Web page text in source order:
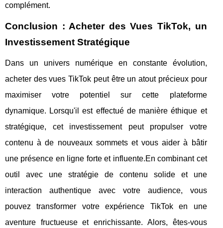
complément.
Conclusion : Acheter des Vues TikTok, un
Investissement Stratégique
Dans un univers numérique en constante évolution,
acheter des vues TikTok peut être un atout précieux pour
maximiser votre potentiel sur cette plateforme
dynamique. Lorsqu'il est effectué de manière éthique et
stratégique, cet investissement peut propulser votre
contenu à de nouveaux sommets et vous aider à bâtir
une présence en ligne forte et influente.En combinant cet
outil avec une stratégie de contenu solide et une
interaction authentique avec votre audience, vous
pouvez transformer votre expérience TikTok en une
aventure fructueuse et enrichissante. Alors, êtes-vous